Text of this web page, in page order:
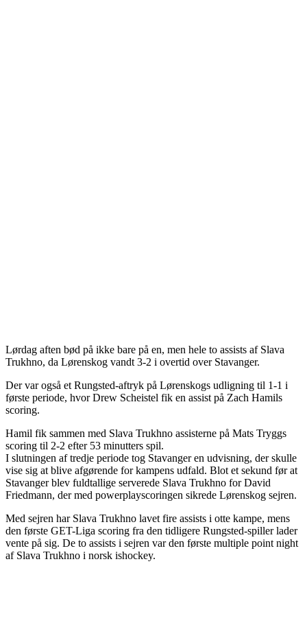
Lørdag aften bød på ikke bare på en, men hele to assists af Slava
Trukhno, da Lørenskog vandt 3-2 i overtid over Stavanger.
Der var også et Rungsted-aftryk på Lørenskogs udligning til 1-1 i
første periode, hvor Drew Scheistel fik en assist på Zach Hamils
scoring.
Hamil fik sammen med Slava Trukhno assisterne på Mats Tryggs
scoring til 2-2 efter 53 minutters spil.
I slutningen af tredje periode tog Stavanger en udvisning, der skulle
vise sig at blive afgørende for kampens udfald. Blot et sekund før at
Stavanger blev fuldtallige serverede Slava Trukhno for David
Friedmann, der med powerplayscoringen sikrede Lørenskog sejren.
Med sejren har Slava Trukhno lavet fire assists i otte kampe, mens
den første GET-Liga scoring fra den tidligere Rungsted-spiller lader
vente på sig. De to assists i sejren var den første multiple point night
af Slava Trukhno i norsk ishockey.